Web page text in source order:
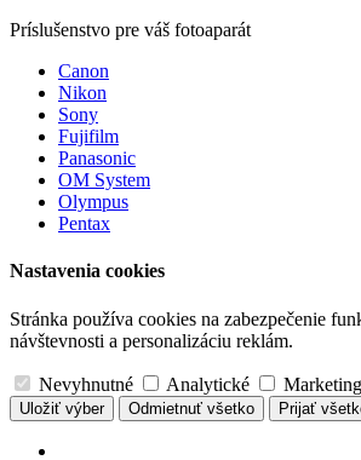
Príslušenstvo pre váš fotoaparát
Canon
Nikon
Sony
Fujifilm
Panasonic
OM System
Olympus
Pentax
Nastavenia cookies
Stránka používa cookies na zabezpečenie
návštevnosti a personalizáciu reklám.
Nevyhnutné Analytické
Uložiť výber Odmietnuť všetko Prijať